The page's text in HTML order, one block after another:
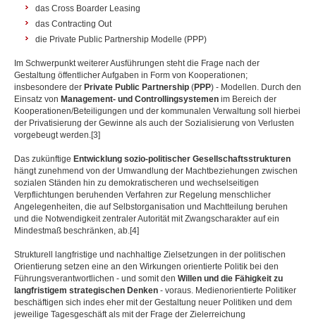
das Cross Boarder Leasing
das Contracting Out
die Private Public Partnership Modelle (PPP)
Im Schwerpunkt weiterer Ausführungen steht die Frage nach der
Gestaltung öffentlicher Aufgaben in Form von Kooperationen;
insbesondere der Private Public Partnership (PPP) - Modellen. Durch den
Einsatz von Management- und Controllingsystemen im Bereich der
Kooperationen/Beteiligungen und der kommunalen Verwaltung soll hierbei
der Privatisierung der Gewinne als auch der Sozialisierung von Verlusten
vorgebeugt werden.[3]
Das zukünftige Entwicklung sozio-politischer Gesellschaftsstrukturen
hängt zunehmend von der Umwandlung der Machtbeziehungen zwischen
sozialen Ständen hin zu demokratischeren und wechselseitigen
Verpflichtungen beruhenden Verfahren zur Regelung menschlicher
Angelegenheiten, die auf Selbstorganisation und Machtteilung beruhen
und die Notwendigkeit zentraler Autorität mit Zwangscharakter auf ein
Mindestmaß beschränken, ab.[4]
Strukturell langfristige und nachhaltige Zielsetzungen in der politischen
Orientierung setzen eine an den Wirkungen orientierte Politik bei den
Führungsverantwortlichen - und somit den Willen und die Fähigkeit zu
langfristigem strategischen Denken - voraus. Medienorientierte Politiker
beschäftigen sich indes eher mit der Gestaltung neuer Politiken und dem
jeweilige Tagesgeschäft als mit der Frage der Zielerreichung